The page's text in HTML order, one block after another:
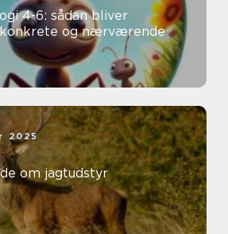
4-6: sådan bliver
konkrete og nærværende
2025
om jagtudstyr